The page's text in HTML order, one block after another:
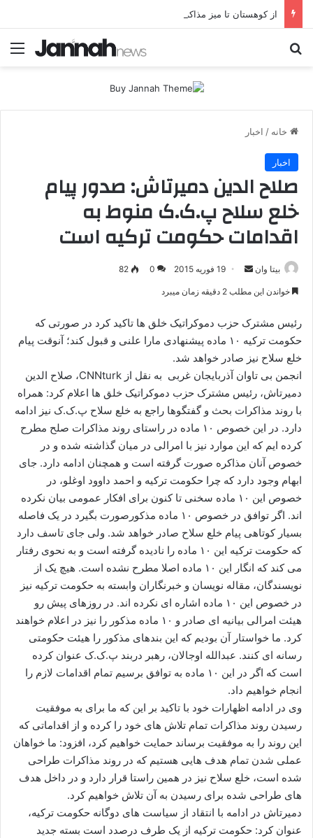
از کوهستان تا میز مذاکره؛ پژاک یک‌شبه «دموکرات» شد!
خانه / اخبار
اخبار
صلاح الدین دمیرتاش: صدور پیام
خلع سلاح پ.ک.ک منوط به
اقدامات حکومت ترکیه است
بیتا وان
ر
19 فوریه 2015 0
82
خواندن این مطلب 2 دقیقه زمان میبرد
رئیس مشترک حزب دموکراتیک خلق ها تاکید کرد در صورتی که
حکومت ترکیه ۱۰ ماده پیشنهادی مارا علنی و قبول کند؛ آنوقت پیام
خلع سلاح نیز صادر خواهد شد.
انجمن بی تاوان آذربایجان غربی به نقل از CNNturk، صلاح الدین
دمیرتاش، رئیس مشترک حزب دموکراتیک خلق ها اعلام کرد: همراه
با روند مذاکرات بحث و گفتگوها راجع به خلع سلاح پ.ک.ک نیز ادامه
دارد. در این خصوص ۱۰ ماده در راستای روند مذاکرات صلح مطرح
کرده ایم که این موارد نیز با امرالی در میان گذاشته شده و در
خصوص آنان مذاکره صورت گرفته است و همچنان ادامه دارد. جای
ابهام وجود دارد که چرا حکومت ترکیه و احمد داوود اوغلو، در
خصوص این ۱۰ ماده سخنی تا کنون برای افکار عمومی بیان نکرده
اند. اگر توافق در خصوص ۱۰ ماده مذکورصورت بگیرد در یک فاصله
بسیار کوتاهی پیام خلع سلاح صادر خواهد شد. ولی جای تاسف دارد
که حکومت ترکیه این ۱۰ ماده را نادیده گرفته است و به نحوی رفتار
می کند که انگار این ۱۰ ماده اصلا مطرح نشده است. هیچ یک از
نویسندگان، مقاله نویسان و خبرنگاران وابسته به حکومت ترکیه نیز
در خصوص این ۱۰ ماده اشاره ای نکرده اند. در روزهای پیش رو
هیئت امرالی بیانیه ای صادر و ۱۰ ماده مذکور را نیز در اعلام خواهند
کرد. ما خواستار آن بودیم که این بندهای مذکور را هیئت حکومتی
رسانه ای کنند. عبدالله اوجالان، رهبر دربند پ.ک.ک عنوان کرده
است که اگر در این ۱۰ ماده به توافق برسیم تمام اقدامات لازم را
انجام خواهیم داد.
وی در ادامه اظهارات خود با تاکید بر این که ما برای به موفقیت
رسیدن روند مذاکرات تمام تلاش های خود را کرده و از اقداماتی که
این روند را به موفقیت برساند حمایت خواهیم کرد، افزود: ما خواهان
عملی شدن تمام هدف هایی هستیم که در روند مذاکرات طراحی
شده است، خلع سلاح نیز در همین راستا قرار دارد و در داخل هدف
های طراحی شده برای رسیدن به آن تلاش خواهیم کرد.
دمیرتاش در ادامه با انتقاد از سیاست های دوگانه حکومت ترکیه،
عنوان کرد: حکومت ترکیه از یک طرف درصدد است بسته جدید